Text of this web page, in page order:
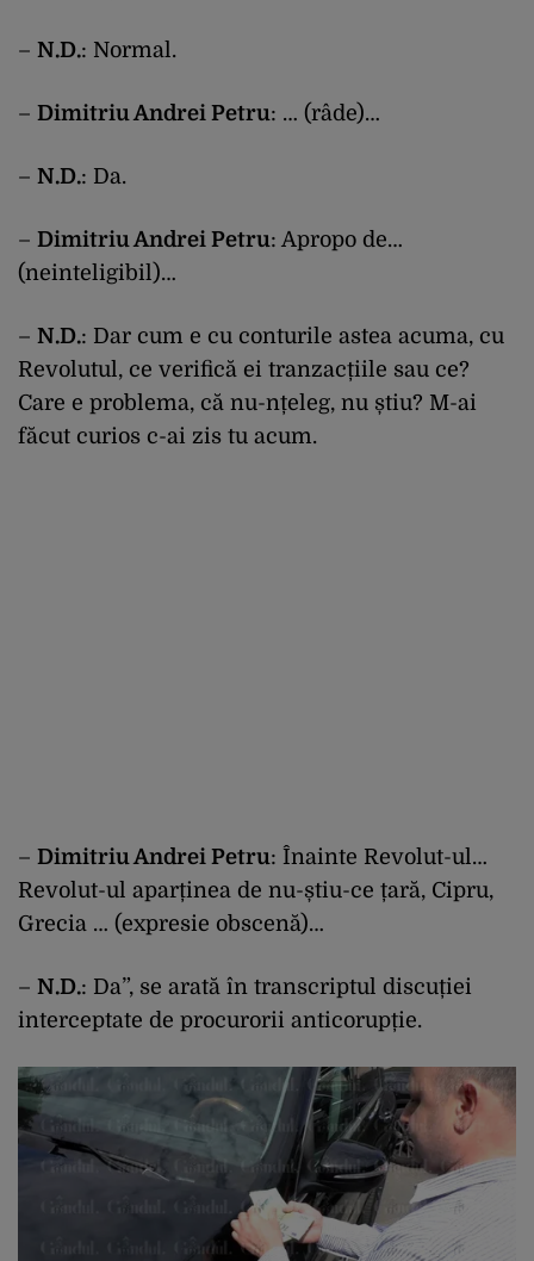
– N.D.: Normal.
– Dimitriu Andrei Petru: … (râde)…
– N.D.: Da.
– Dimitriu Andrei Petru: Apropo de…
(neinteligibil)…
– N.D.: Dar cum e cu conturile astea acuma, cu
Revolutul, ce verifică ei tranzacțiile sau ce?
Care e problema, că nu-nțeleg, nu știu? M-ai
făcut curios c-ai zis tu acum.
– Dimitriu Andrei Petru: Înainte Revolut-ul…
Revolut-ul aparținea de nu-știu-ce țară, Cipru,
Grecia … (expresie obscenă)…
– N.D.: Da”, se arată în transcriptul discuției
interceptate de procurorii anticorupție.